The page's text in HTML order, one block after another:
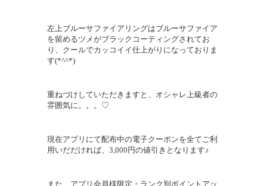
左上ブルーサファイアリングはブルーサファイア
を留めるツメがブラックコーティングされてお
り、クールでカッコイイ仕上がりになっておりま
す(*^^*)
重ねづけしていただきますと、オシャレ上級者の
雰囲気に。。。♡
現在アプリにて配布中の電子クーポンを全てご利
用いだだければ、3,000円の値引きとなります♪
また、アプリ会員様限定・ランク別ポイントアッ